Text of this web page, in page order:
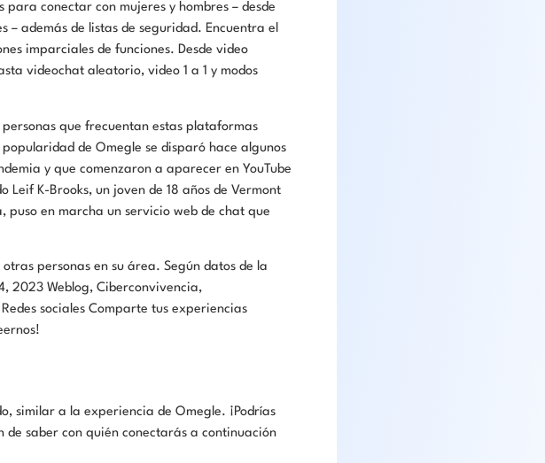
conectar con mujeres y hombres – desde
además de listas de seguridad. Encuentra el
imparciales de funciones. Desde video
videochat aleatorio, video 1 a 1 y modos
que frecuentan estas plataformas
de Omegle se disparó hace algunos
y que comenzaron a aparecer en YouTube
Leif K-Brooks, un joven de 18 años de Vermont
puso en marcha un servicio web de chat que
personas en su área. Según datos de la
2023 Weblog, Ciberconvivencia,
sociales Comparte tus experiencias
similar a la experiencia de Omegle. ¡Podrías
de saber con quién conectarás a continuación